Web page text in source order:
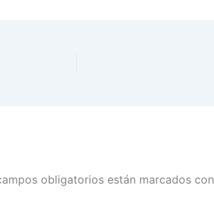
obligatorios están marcados con